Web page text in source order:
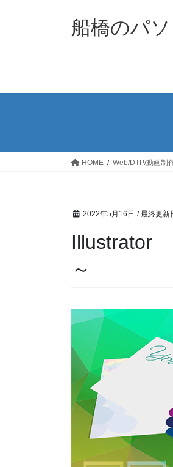
ス
ン
船橋のパ
HOME Web/DTP/動画制
2022年5月16日 / 最終更新
Illustrator
～